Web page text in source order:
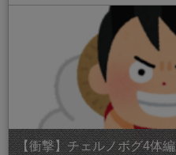
【衝撃】チェルノボグ4体